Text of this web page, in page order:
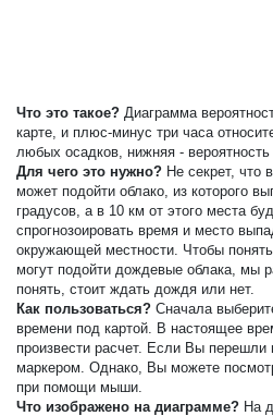
Что это такое? Диаграмма
карте, и плюс-минус три часа
любых осадков, нижняя -
Для чего это нужно? Не секрет, что
может подойти облако, из которого
градусов, а в 10 км от этого места
спрогнозоировать время и место
окружающей местности. Чтобы
могут подойти дождевые облака, мы
понять, стоит ждать дождя или нет.
Как пользоваться? Сначала
времени под картой. В настоящее
произвести расчет. Если Вы перешли
маркером. Однако, Вы можете
при помощи мыши.
Что изображено на диаграмме? На